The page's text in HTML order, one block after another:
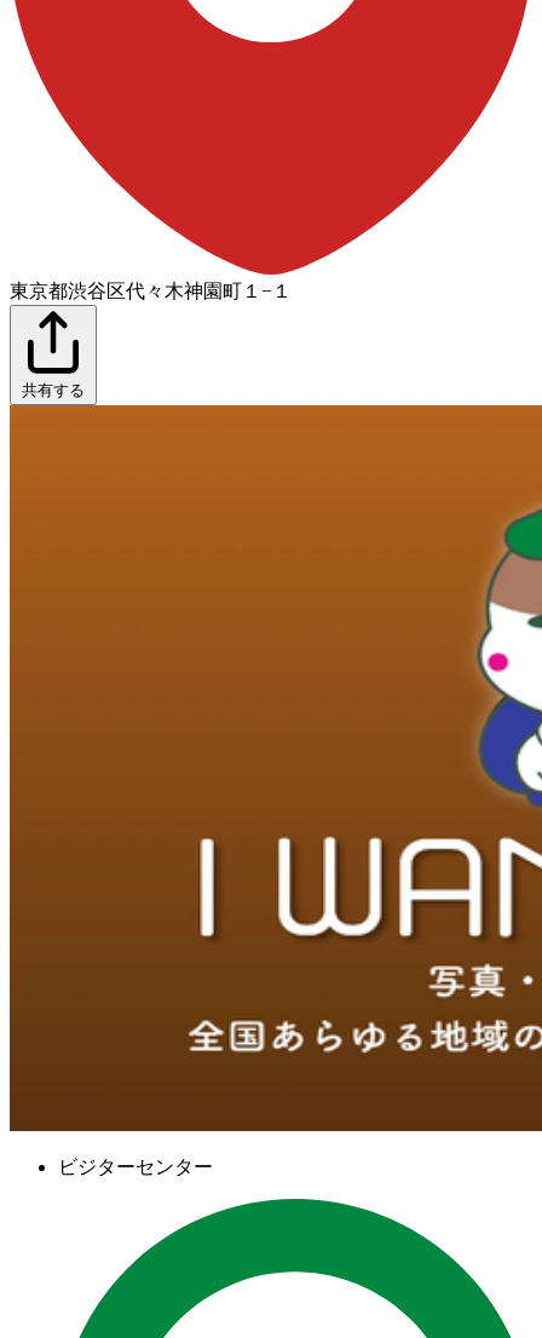
東京都渋谷区代々木神園町１−１
共有する
ビジターセンター